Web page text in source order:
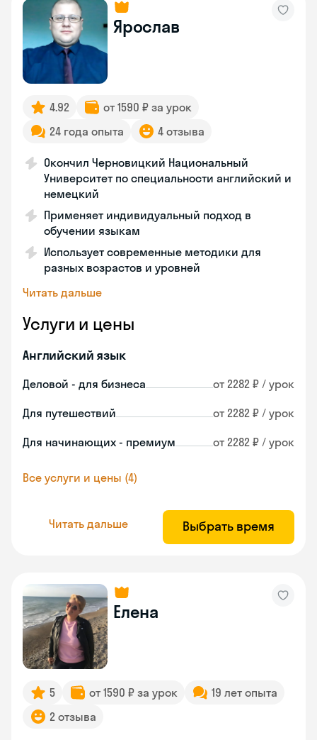
Ярослав
4.92
от 1590 ₽ за урок
24 года опыта
4 отзыва
Окончил Черновицкий Национальный
Университет по специальности английский и
немецкий
Применяет индивидуальный подход в
обучении языкам
Использует современные методики для
разных возрастов и уровней
Читать дальше
Услуги и цены
Английский язык
Деловой - для бизнеса от 2282 ₽ / урок
Для путешествий от 2282 ₽ / урок
Для начинающих - премиум от 2282 ₽ / урок
Все услуги и цены (4)
Читать дальше Выбрать время
Елена
5 от 1590 ₽ за урок
19 лет опыта
2 отзыва